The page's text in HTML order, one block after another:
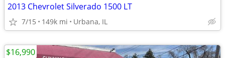
2013 Chevrolet Silverado 1500 LT
7/15 149k mi Urbana, IL
$16,990